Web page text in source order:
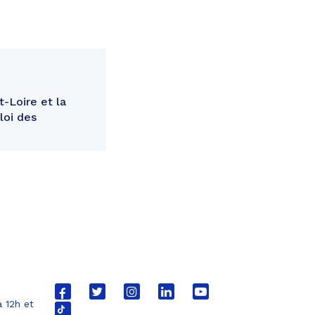
Loire et la
des
12h et
Lien
Lien
Lien
Lien
Lien